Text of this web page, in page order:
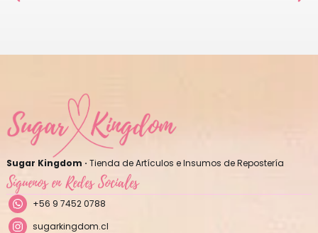
Sugar Kingdom · Tienda de Artículos e Insumos de Repostería
Síguenos en Redes Sociales
+56 9 7452 0788
sugarkingdom.cl